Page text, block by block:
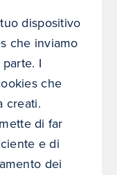
dispositivo
che inviamo
I
che
creati.
di far
e di
dei